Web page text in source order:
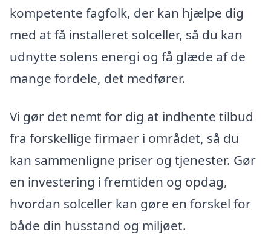
kompetente fagfolk, der kan hjælpe dig
med at få installeret solceller, så du kan
udnytte solens energi og få glæde af de
mange fordele, det medfører.
Vi gør det nemt for dig at indhente tilbud
fra forskellige firmaer i området, så du
kan sammenligne priser og tjenester. Gør
en investering i fremtiden og opdag,
hvordan solceller kan gøre en forskel for
både din husstand og miljøet.